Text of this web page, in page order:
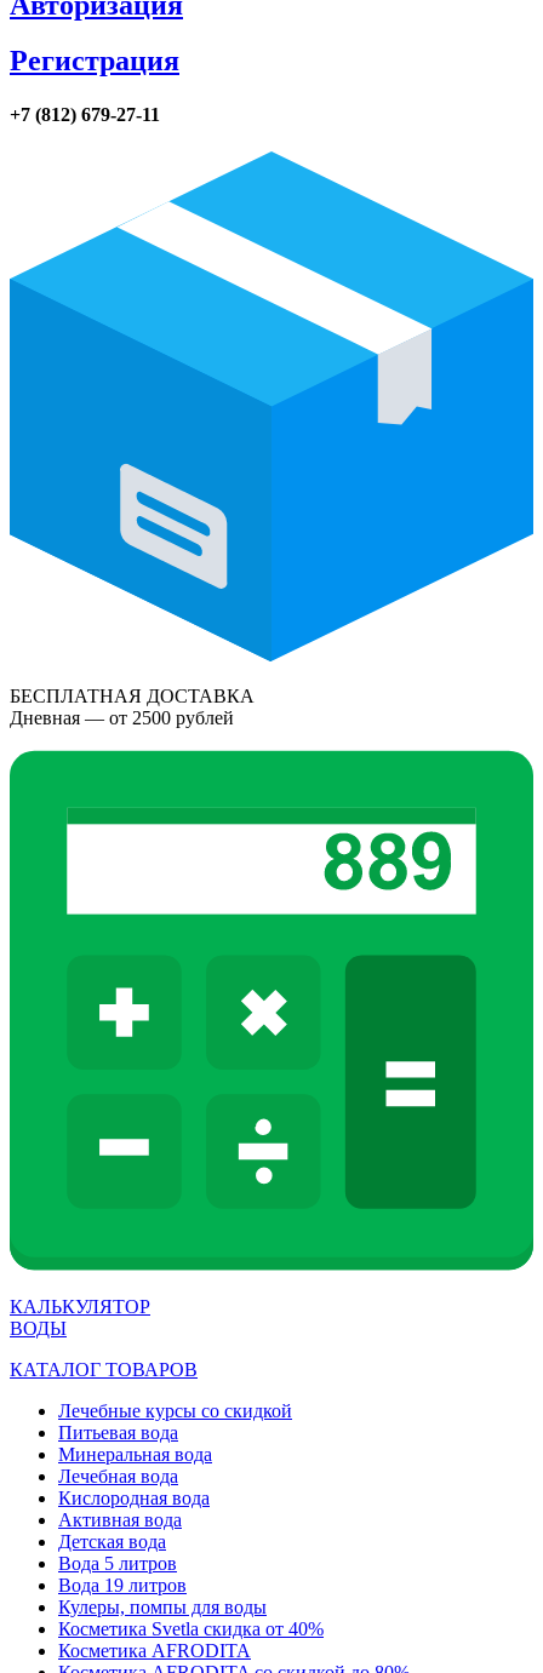
Регистрация
+7 (812) 679-27-11
БЕСПЛАТНАЯ ДОСТАВКА
Дневная — от 2500 рублей
КАЛЬКУЛЯТОР
ВОДЫ
КАТАЛОГ ТОВАРОВ
Лечебные курсы со скидкой
Питьевая вода
Минеральная вода
Лечебная вода
Кислородная вода
Активная вода
Детская вода
Вода 5 литров
Вода 19 литров
Кулеры, помпы для воды
Косметика Svetla скидка от 40%
Косметика AFRODITA